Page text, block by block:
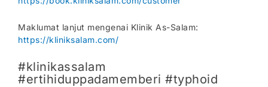
Maklumat lanjut mengenai Klinik As-Salam:
https://kliniksalam.com/
#klinikassalam
#ertihiduppadamemberi #typhoid